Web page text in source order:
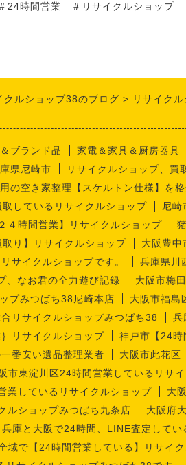
＃24時間営業 ＃リサイクルショップ
ルショップ38のブログ
リサイク
ブランド品 家電＆家具＆厨房器具
県尼崎市
リサイクルショップ、買
の空き家整理【スケルトン仕様】を
しているリサイクルショップ
尼崎
４時間営業】リサイクルショップ
り】リサイクルショップ
大阪豊中
サイクルショップです。
兵庫県川
、なお君の全力遊び記録
大阪市梅
プみつばち38尼崎本店
大阪市福島
リサイクルショップみつばち38
兵
リサイクルショップ
神戸市【24時
番安い遺品整理業者
大阪市此花
市東淀川区24時間営業しているリサ
業しているリサイクルショップ
大
ルショップみつばち九条店
大阪府
兵庫と大阪で24時間、LINE査定してい
域で【24時間営業している】リサイ